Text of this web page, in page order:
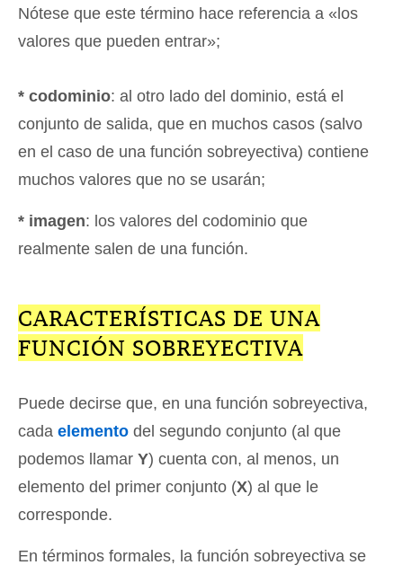
Nótese que este término hace referencia a «los
valores que pueden entrar»;
* codominio: al otro lado del dominio, está el
conjunto de salida, que en muchos casos (salvo
en el caso de una función sobreyectiva) contiene
muchos valores que no se usarán;
* imagen: los valores del codominio que
realmente salen de una función.
CARACTERÍSTICAS DE UNA
FUNCIÓN SOBREYECTIVA
Puede decirse que, en una función sobreyectiva,
cada elemento del segundo conjunto (al que
podemos llamar Y) cuenta con, al menos, un
elemento del primer conjunto (X) al que le
corresponde.
En términos formales, la función sobreyectiva se